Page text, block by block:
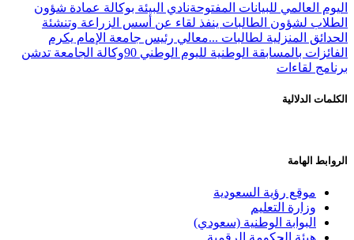
اليوم العالمي للبيانات المفتوحةنادي البيئة بوكالة عمادة شؤون
الطلاب لشؤون الطالبات ينفذ لقاء عن أسس الزراعة وتنشئة
الحدائق المنزلية لطالبات ...معالي رئيس جامعة الإمام يكرم
الفائزات بالمسابقة الوطنية لليوم الوطني 90
وكالة الجامعة تدشن
برنامج لقاءات
الكلمات الدلالية
الروابط الهامة
موقع رؤية السعودية
وزارة التعليم
البوابة الوطنية (سعودي)
هيئة الحكومة الرقمية